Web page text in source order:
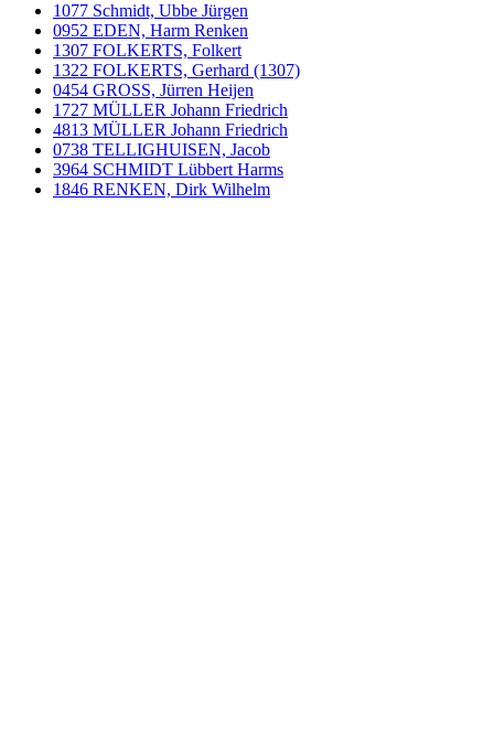
1077 Schmidt, Ubbe Jürgen
0952 EDEN, Harm Renken
1307 FOLKERTS, Folkert
1322 FOLKERTS, Gerhard (1307)
0454 GROSS, Jürren Heijen
1727 MÜLLER Johann Friedrich
4813 MÜLLER Johann Friedrich
0738 TELLIGHUISEN, Jacob
3964 SCHMIDT Lübbert Harms
1846 RENKEN, Dirk Wilhelm